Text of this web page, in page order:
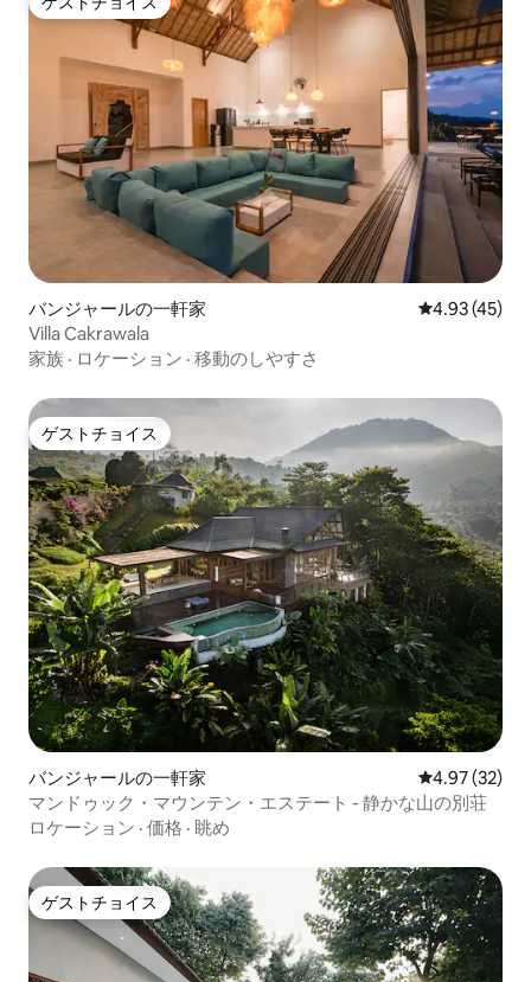
ゲストチョイス
バンジャールの一軒家 レビュー45
4.93 (45)
Villa Cakrawala
家族 · ロケーション · 移動のしやすさ
ゲストチョイス
ゲストチョイス
バンジャールの一軒家 レビュー32
4.97 (32)
マンドゥック・マウンテン・エステート - 静かな山の別荘
ロケーション · 価格 · 眺め
ゲストチョイス
ゲストチョイス